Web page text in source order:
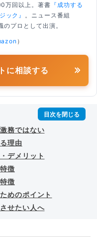
万回以上。著書 『成功する
ック』
。ニュース番組
のプロとして出演。
）
に相談する
務ではない
理由
デメリット
徴
徴
めのポイント
せたい人へ